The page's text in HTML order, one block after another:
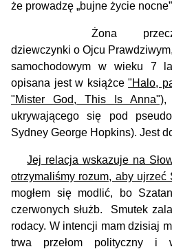
że prowadzę „bujne życie
Żona
dziewczynki o Ojcu
samochodowym w wieku 7
opisana jest w książce"Halo,
"Mister God, This Is Anna"),
ukrywającego się pod
Sydney George Hopkins). Jest
Jej relacja wskazuje na
otrzymaliśmy rozum, aby ujrzeć
mogłem się modlić, bo
czerwonych służb. Smutek
rodacy. W intencji mam dzisiaj
trwa przełom polityczny i